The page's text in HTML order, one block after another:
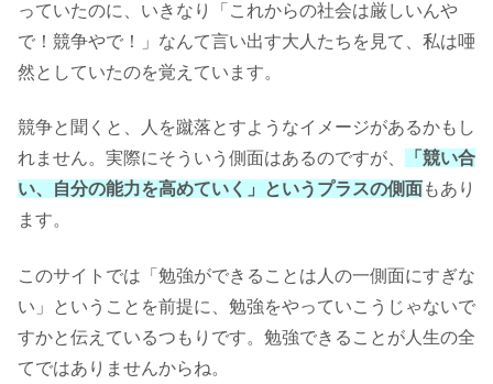
っていたのに、いきなり「これからの社会は厳しいんや
で！競争やで！」なんて言い出す大人たちを見て、私は唖
然としていたのを覚えています。
競争と聞くと、人を蹴落とすようなイメージがあるかもし
れません。実際にそういう側面はあるのですが、
「競い合
い、自分の能力を高めていく」というプラスの側面 もあり
ます。
このサイトでは「勉強ができることは人の一側面にすぎな
い」ということを前提に、勉強をやっていこうじゃないで
すかと伝えているつもりです。勉強できることが人生の全
てではありませんからね。